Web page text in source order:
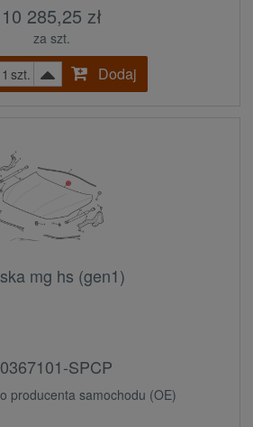
10 285,25 zł
za szt.
szt.
Dodaj
mg hs (gen1)
SPCP
producenta samochodu (OE)